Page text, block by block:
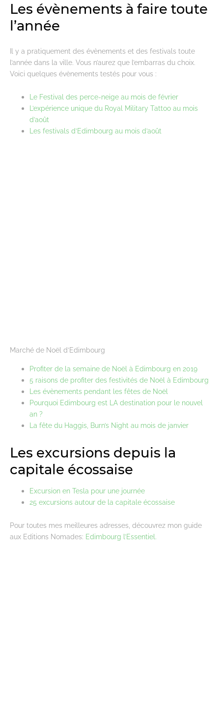
Les évènements à faire toute
l’année
Il y a pratiquement des évènements et des festivals toute
l’année dans la ville. Vous n’aurez que l’embarras du choix.
Voici quelques évènements testés pour vous :
Le Festival des perce-neige au mois de février
L’expérience unique du Royal Military Tattoo au mois
d’août
Les festivals d’Edimbourg au mois d’août
Marché de Noël d’Edimbourg
Profiter de la semaine de Noël à Edimbourg en 2019
5 raisons de profiter des festivités de Noël à Edimbourg
Les évènements pendant les fêtes de Noël
Pourquoi Edimbourg est LA destination pour le nouvel
an ?
La fête du Haggis, Burn’s Night au mois de janvier
Les excursions depuis la
capitale écossaise
Excursion en Tesla pour une journée
25 excursions autour de la capitale écossaise
Pour toutes mes meilleures adresses, découvrez mon guide
aux Editions Nomades: Edimbourg l’Essentiel.